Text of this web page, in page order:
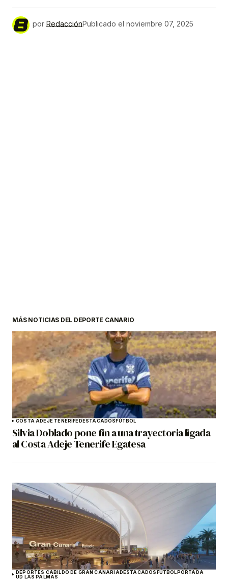
por RedacciónPublicado el noviembre 07, 2025
MÁS NOTICIAS DEL DEPORTE CANARIO
COSTA ADEJE TENERIFEDESTACADOSFÚTBOL
Silvia Doblado pone fin a una trayectoria ligada
al Costa Adeje Tenerife Egatesa
DEPORTES CABILDO DE GRAN CANARIADESTACADOSFÚTBOLPORTADA
UD LAS PALMAS